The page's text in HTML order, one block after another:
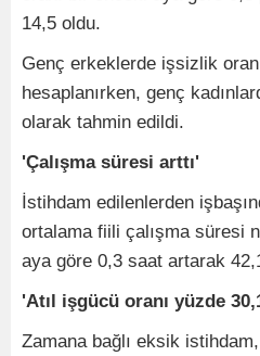
14,5 oldu.
Genç erkeklerde işsizlik
hesaplanırken, genç
olarak tahmin edildi.
'Çalışma süresi arttı'
İstihdam edilenlerden
ortalama fiili çalışma süresi
aya göre 0,3 saat artarak
'Atıl işgücü oranı yüzde
Zamana bağlı eksik